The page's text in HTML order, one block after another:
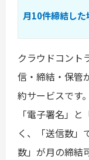
月10件締結した
クラウドコント
信・締結・保管
約サービスです。
「電子署名」
く、「送信数」
数」が月の締結